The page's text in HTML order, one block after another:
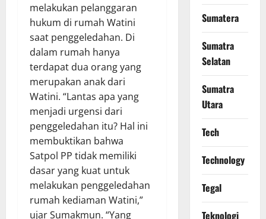
melakukan pelanggaran
hukum di rumah Watini
saat penggeledahan. Di
dalam rumah hanya
terdapat dua orang yang
merupakan anak dari
Watini. “Lantas apa yang
menjadi urgensi dari
penggeledahan itu? Hal ini
membuktikan bahwa
Satpol PP tidak memiliki
dasar yang kuat untuk
melakukan penggeledahan
rumah kediaman Watini,”
ujar Sumakmun. “Yang
Sumatera
Sumatra
Selatan
Sumatra
Utara
Tech
Technology
Tegal
Teknologi